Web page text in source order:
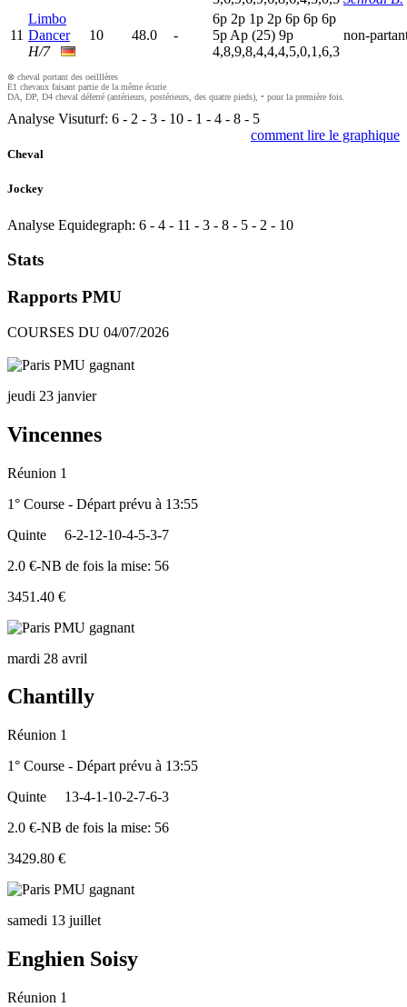
11
Limbo
Dancer
H/7
10 48.0 -
6p 2p 1p 2p 6p 6p 6p
5p Ap (25) 9p
4,8,9,8,4,4,4,5,0,1,6,3
non-
⊗ cheval portant des oeilllères
E1 chevaux faisant partie de la même écurie
DA, DP, D4 cheval déferré (antérieurs, postérieurs, des quatre pieds), • pour la première fois.
Analyse Visuturf: 6 - 2 - 3 - 10 - 1 - 4 - 8 - 5
comment lire le graphique
Cheval
Jockey
Analyse Equidegraph: 6 - 4 - 11 - 3 - 8 - 5 - 2 - 10
Stats
Rapports PMU
COURSES DU 04/07/2026
jeudi 23 janvier
Vincennes
Réunion 1
1° Course - Départ prévu à 13:55
Quinte
6-2-12-10-4-5-3-7
2.0 €-NB de fois la mise: 56
3451.40 €
mardi 28 avril
Chantilly
Réunion 1
1° Course - Départ prévu à 13:55
Quinte
13-4-1-10-2-7-6-3
2.0 €-NB de fois la mise: 56
3429.80 €
samedi 13 juillet
Enghien Soisy
Réunion 1